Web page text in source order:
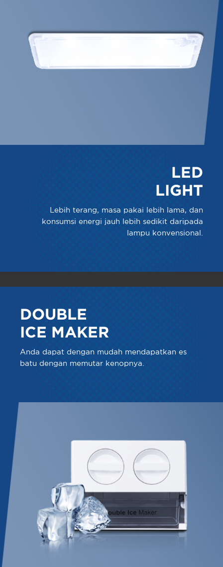
LED
LIGHT
Lebih terang, masa pakai lebih lama, dan
konsumsi energi jauh lebih sedikit daripada
lampu konvensional.
DOUBLE
ICE MAKER
Anda dapat dengan mudah mendapatkan es
batu dengan memutar kenopnya.